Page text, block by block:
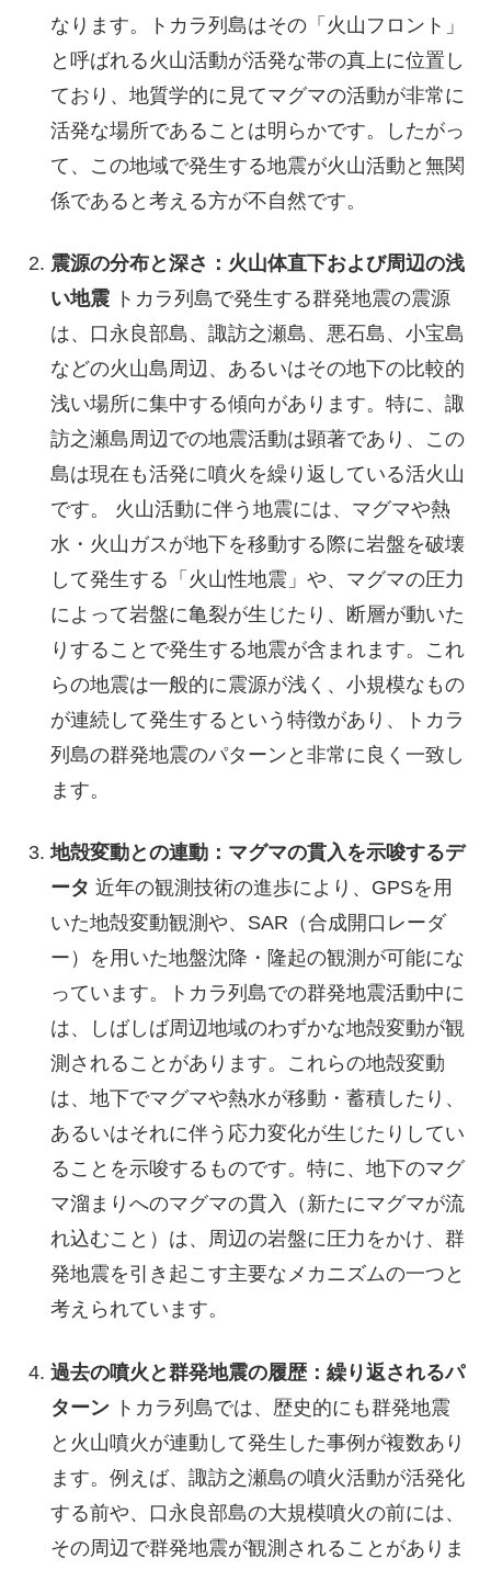
なります。トカラ列島はその「火山フロント」
と呼ばれる火山活動が活発な帯の真上に位置し
ており、地質学的に見てマグマの活動が非常に
活発な場所であることは明らかです。したがっ
て、この地域で発生する地震が火山活動と無関
係であると考える方が不自然です。
震源の分布と深さ：火山体直下および周辺の浅
い地震トカラ列島で発生する群発地震の震源
は、口永良部島、諏訪之瀬島、悪石島、小宝島
などの火山島周辺、あるいはその地下の比較的
浅い場所に集中する傾向があります。特に、諏
訪之瀬島周辺での地震活動は顕著であり、この
島は現在も活発に噴火を繰り返している活火山
です。 火山活動に伴う地震には、マグマや熱
水・火山ガスが地下を移動する際に岩盤を破壊
して発生する「火山性地震」や、マグマの圧力
によって岩盤に亀裂が生じたり、断層が動いた
りすることで発生する地震が含まれます。これ
らの地震は一般的に震源が浅く、小規模なもの
が連続して発生するという特徴があり、トカラ
列島の群発地震のパターンと非常に良く一致し
ます。
地殻変動との連動：マグマの貫入を示唆するデ
ータ 近年の観測技術の進歩により、GPSを用
いた地殻変動観測や、SAR（合成開口レーダ
ー）を用いた地盤沈降・隆起の観測が可能にな
っています。トカラ列島での群発地震活動中に
は、しばしば周辺地域のわずかな地殻変動が観
測されることがあります。これらの地殻変動
は、地下でマグマや熱水が移動・蓄積したり、
あるいはそれに伴う応力変化が生じたりしてい
ることを示唆するものです。特に、地下のマグ
マ溜まりへのマグマの貫入（新たにマグマが流
れ込むこと）は、周辺の岩盤に圧力をかけ、群
発地震を引き起こす主要なメカニズムの一つと
考えられています。
過去の噴火と群発地震の履歴：繰り返されるパ
ターントカラ列島では、歴史的にも群発地震
と火山噴火が連動して発生した事例が複数あり
ます。例えば、諏訪之瀬島の噴火活動が活発化
する前や、口永良部島の大規模噴火の前には、
その周辺で群発地震が観測されることがありま